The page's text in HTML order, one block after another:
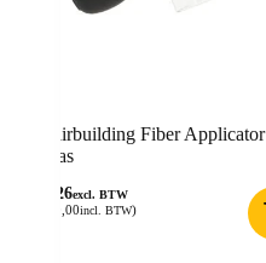
Hairbuilding Fiber Applicator
Glas
8,26excl. BTW
10,00incl. BTW)